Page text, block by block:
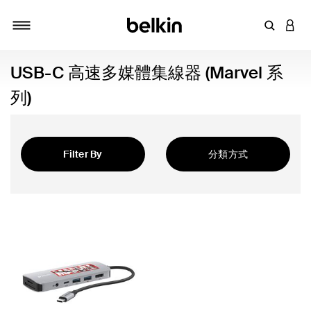
輸入關鍵
登入
USB-C 高速多媒體集線器 (Marvel 系
列)
Filter By
分類方式